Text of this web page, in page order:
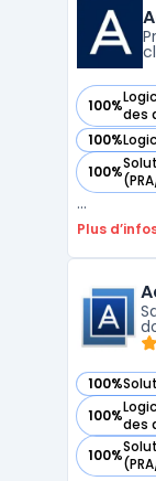
pour ...
100%des
— voir
100%
— voir
100%
— voir
...
Plus
100%
— voir
100%des
— voir
100%
— voir